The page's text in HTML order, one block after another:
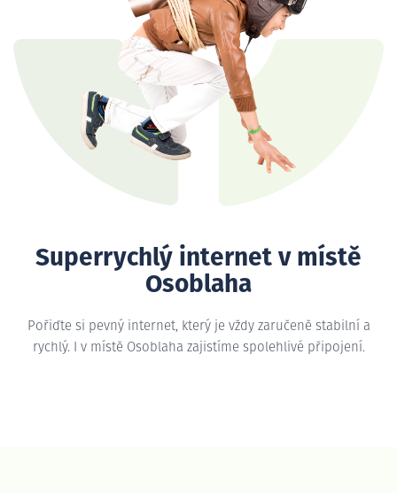
Superrychlý internet v místě
Osoblaha
Pořiďte si pevný internet, který je vždy zaručeně stabilní a
rychlý. I v místě Osoblaha zajistíme spolehlivé připojení.